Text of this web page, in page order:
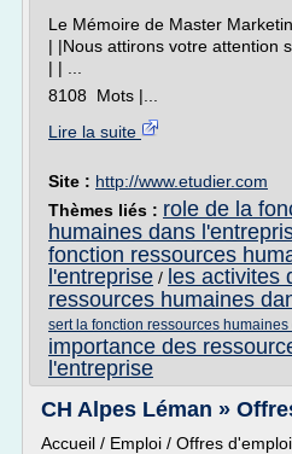
Le Mémoire de Master
| |Nous attirons votre attention
| | ...
8108 Mots |...
Lire la suite
Site : http://www.etudier.com
Thèmes liés : role de la
humaines dans
fonction ressources
l'entreprise / les activites
ressources humaines
sert la fonction ressources
importance des
l'entreprise
CH Alpes Léman »
Accueil / Emploi / Offres